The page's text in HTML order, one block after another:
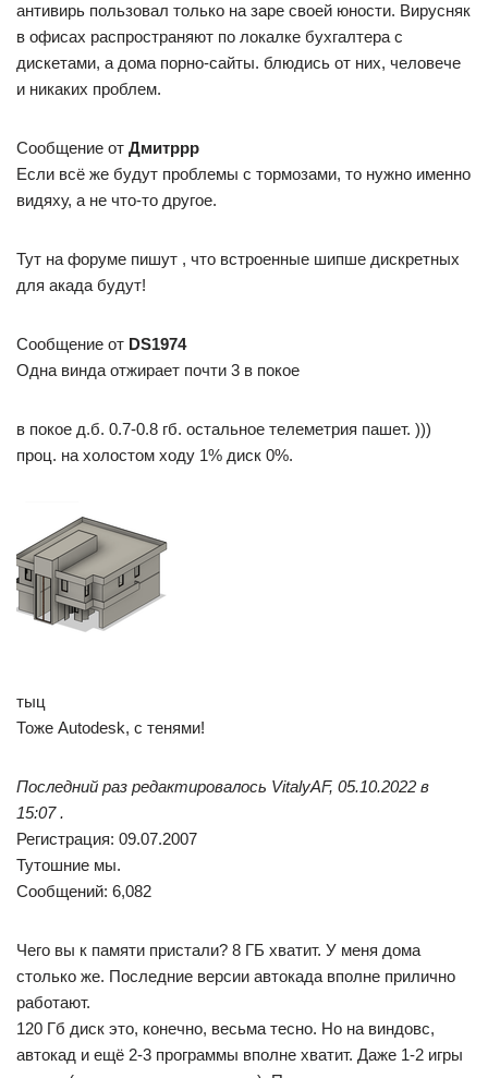
антивирь пользовал только на заре своей юности. Вирусняк
в офисах распространяют по локалке бухгалтера с
дискетами, а дома порно-сайты. блюдись от них, человече
и никаких проблем.
Сообщение от Дмитррр
Если всё же будут проблемы с тормозами, то нужно именно
видяху, а не что-то другое.
Тут на форуме пишут , что встроенные шипше дискретных
для акада будут!
Сообщение от DS1974
Одна винда отжирает почти 3 в покое
в покое д.б. 0.7-0.8 гб. остальное телеметрия пашет. )))
проц. на холостом ходу 1% диск 0%.
тыц
Тоже Autodesk, с тенями!
Последний раз редактировалось VitalyAF, 05.10.2022 в
15:07 .
Регистрация: 09.07.2007
Тутошние мы.
Сообщений: 6,082
Чего вы к памяти пристали? 8 ГБ хватит. У меня дома
столько же. Последние версии автокада вполне прилично
работают.
120 Гб диск это, конечно, весьма тесно. Но на виндовс,
автокад и ещё 2-3 программы вполне хватит. Даже 1-2 игры